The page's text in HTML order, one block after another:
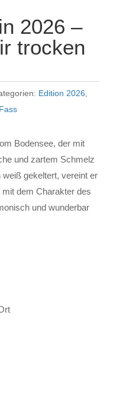
2026 –
trocken
Edition 2026
Bodensee, der mit
und zartem Schmelz
weiß gekeltert, vereint er
dem Charakter des
und wunderbar